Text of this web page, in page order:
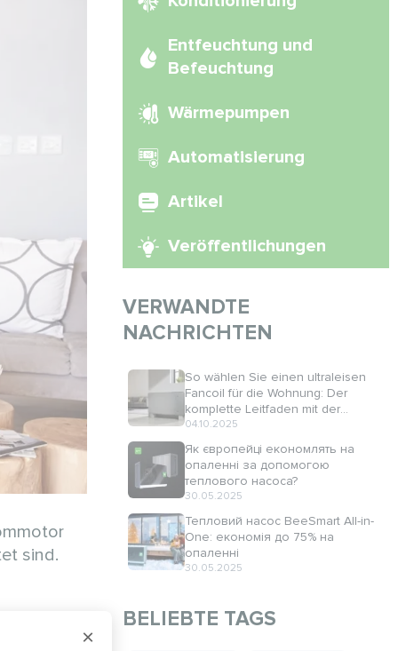
sind.
Entfeuchtung und
Befeuchtung
Wärmepumpen
Automatisierung
Artikel
Veröffentlichungen
VERWANDTE
NACHRICHTEN
So wählen Sie einen ultraleisen
Fancoil für die Wohnung: Der
komplette Leitfaden mit der
Designserie Mycond Silver Glass
04.10.2025
Як європейці економлять на
опаленні за допомогою
теплового насоса?
30.05.2025
Тепловий насос BeeSmart All-in-
One: економія до 75% на
опаленні
30.05.2025
BELIEBTE TAGS
×